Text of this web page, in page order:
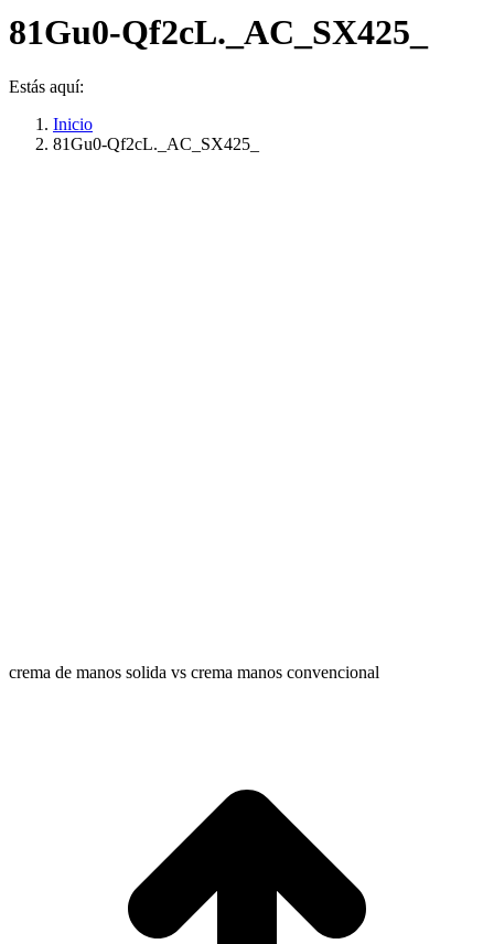
81Gu0-Qf2cL._AC_SX425_
Estás aquí:
Inicio
81Gu0-Qf2cL._AC_SX425_
crema de manos solida vs crema manos convencional